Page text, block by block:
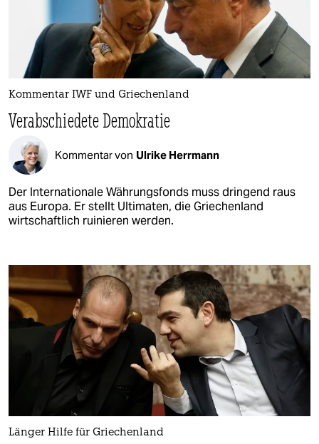
Kommentar IWF und Griechenland
Verabschiedete Demokratie
Kommentar von Ulrike Herrmann
Der Internationale Währungsfonds muss dringend raus
aus Europa. Er stellt Ultimaten, die Griechenland
wirtschaftlich ruinieren werden.
Länger Hilfe für Griechenland